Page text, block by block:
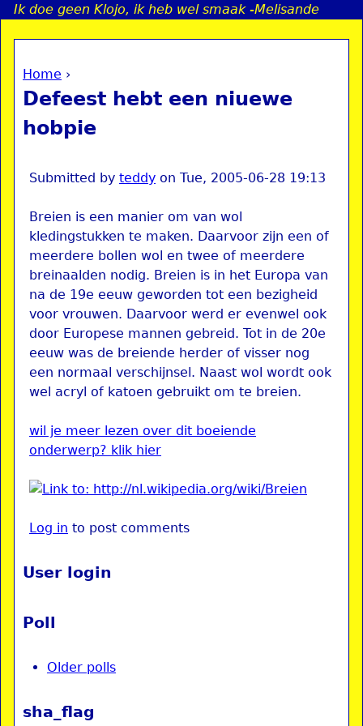
Jump to navigation
Ik doe geen Klojo, ik heb wel smaak -Melisande
You are here
Home ›
Defeest hebt een niuewe
hobpie
Submitted by teddy on Tue, 2005-06-28 19:13
Breien is een manier om van wol
kledingstukken te maken. Daarvoor zijn een of
meerdere bollen wol en twee of meerdere
breinaalden nodig. Breien is in het Europa van
na de 19e eeuw geworden tot een bezigheid
voor vrouwen. Daarvoor werd er evenwel ook
door Europese mannen gebreid. Tot in de 20e
eeuw was de breiende herder of visser nog
een normaal verschijnsel. Naast wol wordt ook
wel acryl of katoen gebruikt om te breien.
wil je meer lezen over dit boeiende
onderwerp? klik hier
Log in to post comments
User login
Poll
Older polls
sha_flag